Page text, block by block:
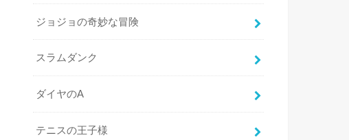
ジョジョの奇妙な冒険
スラムダンク
ダイヤのA
テニスの王子様